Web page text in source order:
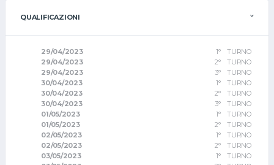
QUALIFICAZIONI
29/04/2023
1° TURNO
29/04/2023
2° TURNO
29/04/2023
3° TURNO
30/04/2023
1° TURNO
30/04/2023
2° TURNO
30/04/2023
3° TURNO
01/05/2023
1° TURNO
01/05/2023
2° TURNO
02/05/2023
1° TURNO
02/05/2023
2° TURNO
03/05/2023
1° TURNO